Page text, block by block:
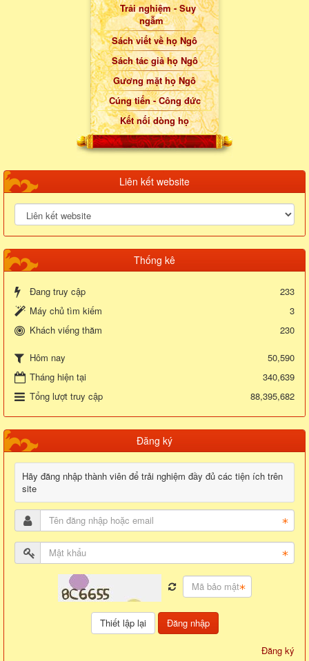
Trải nghiệm - Suy
ngẫm
Sách viết về họ Ngô
Sách tác giả họ Ngô
Gương mặt họ Ngô
Cúng tiến - Công đức
Kết nối dòng họ
Liên kết website
Thống kê
Đang truy cập
233
Máy chủ tìm kiếm
3
Khách viếng thăm
230
Hôm nay
50,590
Tháng hiện tại
340,639
Tổng lượt truy cập
88,395,682
Đăng ký
Hãy đăng nhập thành viên để trải nghiệm đầy đủ các tiện ích trên
site
Đăng nhập
Đăng ký